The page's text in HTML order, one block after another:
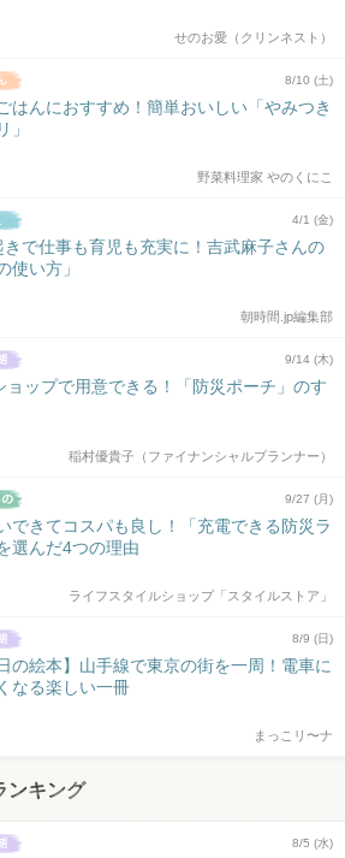
せのお愛（クリンネスト）
8/10 (土)
はんにおすすめ！簡単おいしい「やみつき
」
野菜料理家 やのくにこ
4/1 (金)
きで仕事も育児も充実に！吉武麻子さんの
使い方」
朝時間.jp編集部
9/14 (木)
ョップで用意できる！「防災ポーチ」のす
稲村優貴子（ファイナンシャルプランナー）
9/27 (月)
できてコスパも良し！「充電できる防災ラ
選んだ4つの理由
ライフスタイルショップ「スタイルストア」
8/9 (日)
の絵本】山手線で東京の街を一周！電車に
なる楽しい一冊
まっこリ〜ナ
ンキング
8/5 (水)